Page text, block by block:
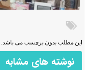
این مطلب بدون برچسب می باشد.
نوشته های مشابه